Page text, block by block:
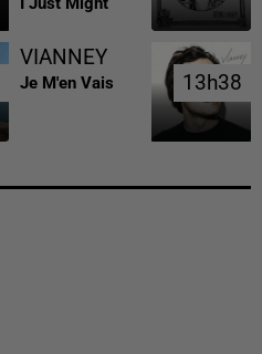
VIANNEY
Je M'en Vais 13h38
13h38